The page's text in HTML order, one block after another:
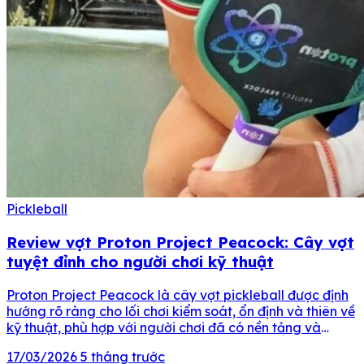
Pickleball
Review vợt Proton Project Peacock: Cây vợt
tuyệt đỉnh cho người chơi kỹ thuật
Proton Project Peacock là cây vợt pickleball được định
hướng rõ ràng cho lối chơi kiểm soát, ổn định và thiên về
kỹ thuật, phù hợp với người chơi đã có nền tảng và
đầu tiên của Project Peacock đến từ cảm giác cầm và
17/03/2026 5 tháng trước